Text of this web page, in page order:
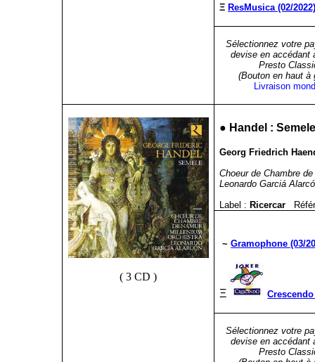
Ξ ResMusica (02/
Sélectionnez votre
devise en accédant
Presto
(Bouton en haut à
Livraison
( 3 CD )
● Handel :
Georg Friedrich
Choeur de Chambre
Leonardo Garciá
Label : Ricercar
~Gramophone (03/
Ξ Crescendo
Sélectionnez votre
devise en accédant
Presto